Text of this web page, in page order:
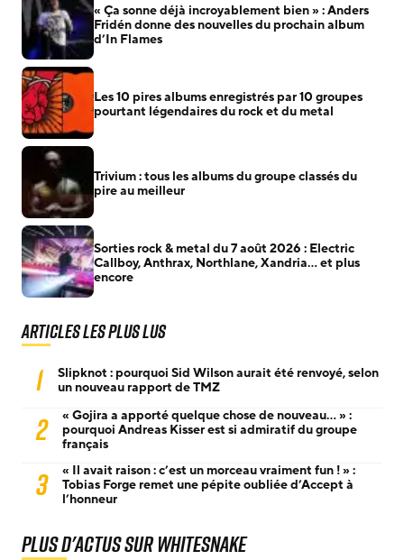
« Ça sonne déjà incroyablement bien » : Anders
Fridén donne des nouvelles du prochain album
d’In Flames
Les 10 pires albums enregistrés par 10 groupes
pourtant légendaires du rock et du metal
Trivium : tous les albums du groupe classés du
pire au meilleur
Sorties rock & metal du 7 août 2026 : Electric
Callboy, Anthrax, Northlane, Xandria… et plus
encore
Articles les plus lus
1
Slipknot : pourquoi Sid Wilson aurait été renvoyé, selon
un nouveau rapport de TMZ
2
« Gojira a apporté quelque chose de nouveau… » :
pourquoi Andreas Kisser est si admiratif du groupe
français
3
« Il avait raison : c’est un morceau vraiment fun ! » :
Tobias Forge remet une pépite oubliée d’Accept à
l’honneur
Plus d'actus sur Whitesnake